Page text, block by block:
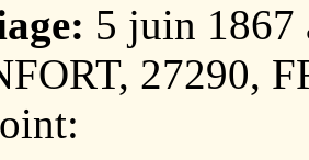
5 juin
27290,